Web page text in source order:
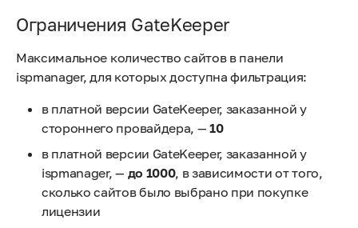
Ограничения GateKeeper
Максимальное количество сайтов в панели
ispmanager, для которых доступна фильтрация:
в платной версии GateKeeper, заказанной у
стороннего провайдера, — 10
в платной версии GateKeeper, заказанной у
ispmanager, — до 1000, в зависимости от того,
сколько сайтов было выбрано при покупке
лицензии